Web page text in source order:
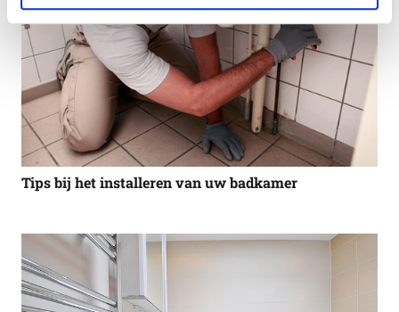
Tips bij het installeren van uw badkamer